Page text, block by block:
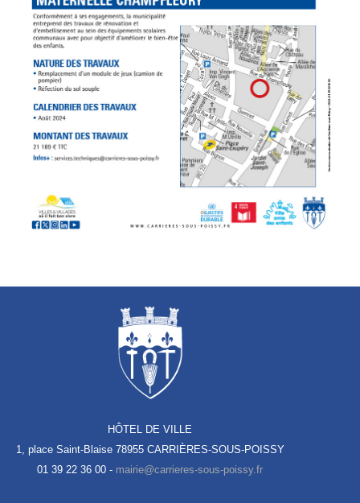
HÔTEL DE VILLE
1, place Saint-Blaise 78955 CARRIÈRES-SOUS-POISSY
01 39 22 36 00 -